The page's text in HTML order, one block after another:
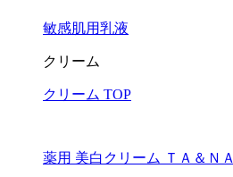
敏感肌用乳液
クリーム
クリーム TOP
薬用 美白クリーム ＴＡ＆ＮＡ